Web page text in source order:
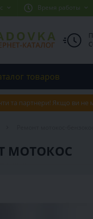
Время работы
товаров
та партнери! Якщо ви
МОТОКОС